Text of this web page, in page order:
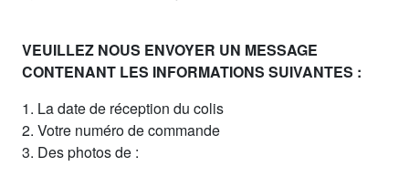
VEUILLEZ NOUS ENVOYER UN MESSAGE
CONTENANT LES INFORMATIONS SUIVANTES :
1. La date de réception du colis
2. Votre numéro de commande
3. Des photos de :